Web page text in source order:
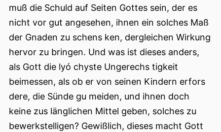
muß die Schuld auf Seiten Gottes sein, der es
nicht vor gut angesehen, ihnen ein solches Maß
der Gnaden zu schens ken, dergleichen Wirkung
hervor zu bringen. Und was ist dieses anders,
als Gott die lyó chyste Ungerechs tigkeit
beimessen, als ob er von seinen Kindern erfors
dere, die Sünde gu meiden, und ihnen doch
keine zus länglichen Mittel geben, solches zu
bewerkstelligen? Gewißlich, dieses macht Gott